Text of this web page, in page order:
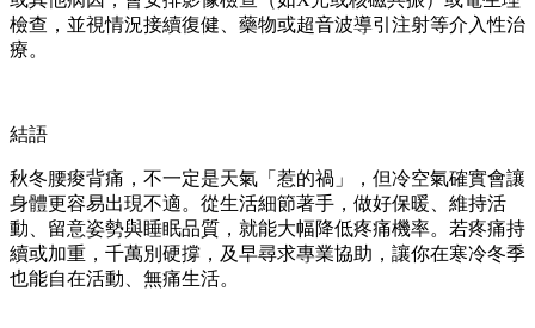
檢查，並視情況接續復健、藥物或超音波導引注射等介入性治
療。
結語
秋冬腰痠背痛，不一定是天氣「惹的禍」，但冷空氣確實會讓
身體更容易出現不適。從生活細節著手，做好保暖、維持活
動、留意姿勢與睡眠品質，就能大幅降低疼痛機率。若疼痛持
續或加重，千萬別硬撐，及早尋求專業協助，讓你在寒冷冬季
也能自在活動、無痛生活。